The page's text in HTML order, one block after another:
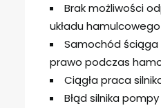
Brak możliwości
układu hamulcowego
Samochód ściąga
prawo podczas
Ciągła praca
Błąd silnika pompy